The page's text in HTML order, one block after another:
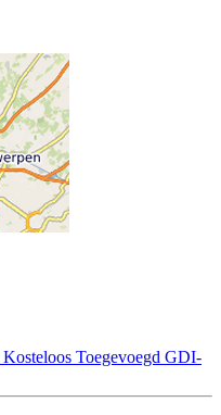
Kosteloos Toegevoegd GDI-